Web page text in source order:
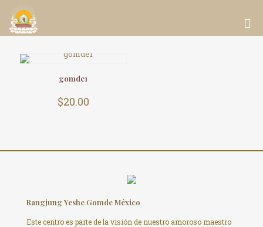
gomde1
$20.00
Rangjung Yeshe Gomde México
Este centro es parte de la visión de nuestro amoroso maestro